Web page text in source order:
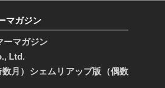
マガジン
ーマガジン
Ltd.
月）シェムリアップ版（偶数